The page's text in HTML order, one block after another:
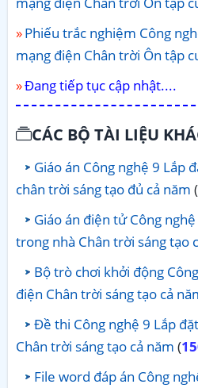
Phiếu trắc nghiệm Công
mạng điện Chân trời Ôn tập
Đang tiếp tục cập nhật....
CÁC BỘ TÀI LIỆU
Giáo án Công nghệ 9 Lắp
chân trời sáng tạo đủ cả năm (
Giáo án điện tử Công
trong nhà Chân trời sáng tạo
Bộ trò chơi khởi động
điện Chân trời sáng tạo cả
Đề thi Công nghệ 9 Lắp
Chân trời sáng tạo cả năm (
File word đáp án Công